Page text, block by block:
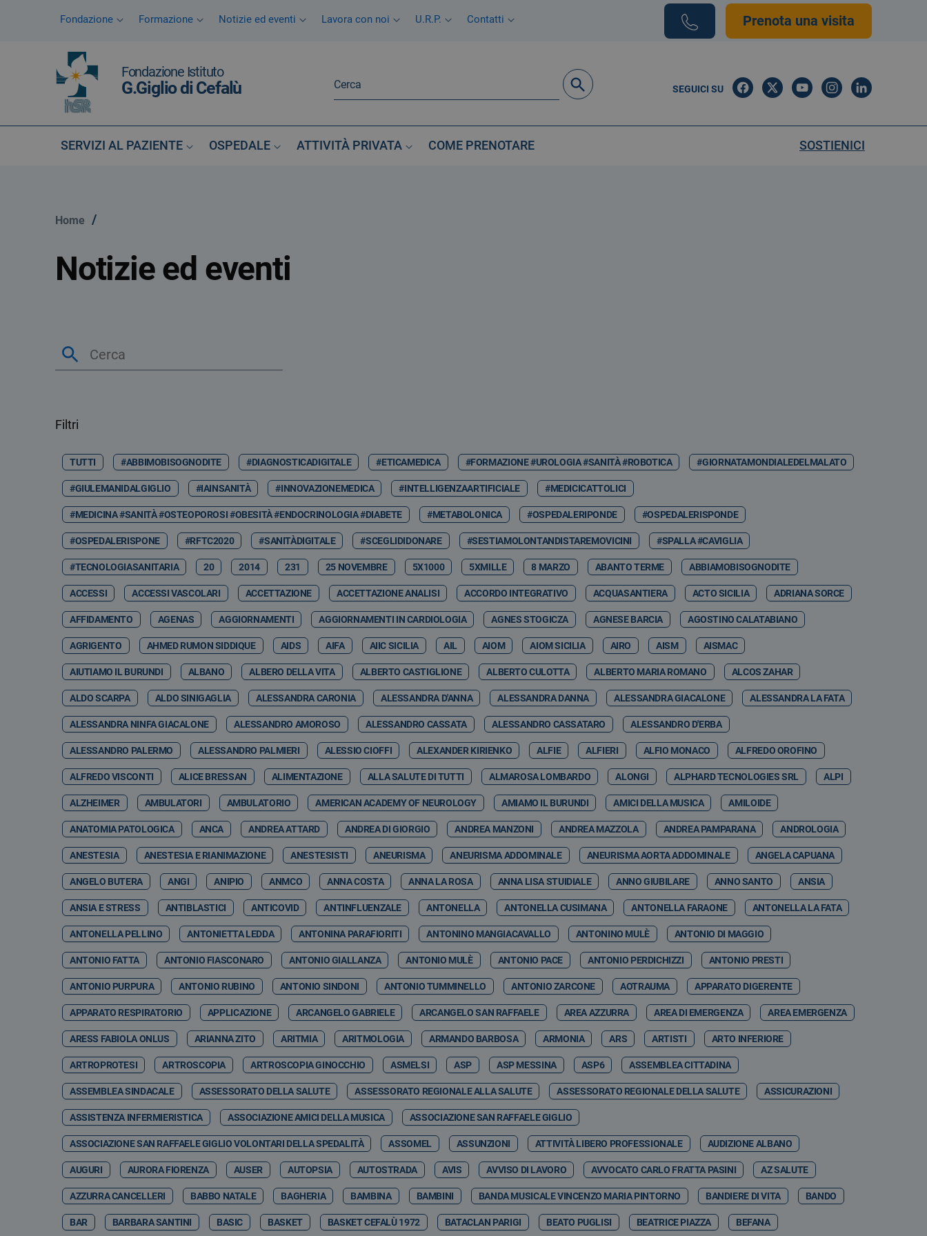
Vai al menu di navigazione
Fondazione Formazione Notizie ed eventi Lavora con noi U.R.P. Contatti Prenota una visita
Fondazione Istituto
G.Giglio di Cefalù SEGUICI SU
SERVIZI AL PAZIENTE OSPEDALE ATTIVITÀ PRIVATA COME PRENOTARE SOSTIENICI
Home /
Notizie ed eventi
Filtri
TUTTI #ABBIMOBISOGNODITE #DIAGNOSTICADIGITALE #ETICAMEDICA #FORMAZIONE #UROLOGIA #SANITÀ #ROBOTICA #GIORNATAMONDIALEDELMALATO
#GIULEMANIDALGIGLIO #IAINSANITÀ #INNOVAZIONEMEDICA #INTELLIGENZAARTIFICIALE #MEDICICATTOLICI
#MEDICINA #SANITÀ #OSTEOPOROSI #OBESITÀ #ENDOCRINOLOGIA #DIABETE #METABOLONICA #OSPEDALERIPONDE #OSPEDALERISPONDE
#OSPEDALERISPONE #RFTC2020 #SANITÀDIGITALE #SCEGLIDIDONARE #SESTIAMOLONTANDISTAREMOVICINI #SPALLA #CAVIGLIA
#TECNOLOGIASANITARIA 20 2014 231 25 NOVEMBRE 5X1000 5XMILLE 8 MARZO ABANTO TERME ABBIAMOBISOGNODITE
ACCESSI ACCESSI VASCOLARI ACCETTAZIONE ACCETTAZIONE ANALISI ACCORDO INTEGRATIVO ACQUASANTIERA ACTO SICILIA ADRIANA SORCE
AFFIDAMENTO AGENAS AGGIORNAMENTI AGGIORNAMENTI IN CARDIOLOGIA AGNES STOGICZA AGNESE BARCIA AGOSTINO CALATABIANO
AGRIGENTO AHMED RUMON SIDDIQUE AIDS AIFA AIIC SICILIA AIL AIOM AIOM SICILIA AIRO AISM AISMAC
AIUTIAMO IL BURUNDI ALBANO ALBERO DELLA VITA ALBERTO CASTIGLIONE ALBERTO CULOTTA ALBERTO MARIA ROMANO ALCOS ZAHAR
ALDO SCARPA ALDO SINIGAGLIA ALESSANDRA CARONIA ALESSANDRA D'ANNA ALESSANDRA DANNA ALESSANDRA GIACALONE ALESSANDRA LA FATA
ALESSANDRA NINFA GIACALONE ALESSANDRO AMOROSO ALESSANDRO CASSATA ALESSANDRO CASSATARO ALESSANDRO D'ERBA
ALESSANDRO PALERMO ALESSANDRO PALMIERI ALESSIO CIOFFI ALEXANDER KIRIENKO ALFIE ALFIERI ALFIO MONACO ALFREDO OROFINO
ALFREDO VISCONTI ALICE BRESSAN ALIMENTAZIONE ALLA SALUTE DI TUTTI ALMAROSA LOMBARDO ALONGI ALPHARD TECNOLOGIES SRL ALPI
ALZHEIMER AMBULATORI AMBULATORIO AMERICAN ACADEMY OF NEUROLOGY AMIAMO IL BURUNDI AMICI DELLA MUSICA AMILOIDE
ANATOMIA PATOLOGICA ANCA ANDREA ATTARD ANDREA DI GIORGIO ANDREA MANZONI ANDREA MAZZOLA ANDREA PAMPARANA ANDROLOGIA
ANESTESIA ANESTESIA E RIANIMAZIONE ANESTESISTI ANEURISMA ANEURISMA ADDOMINALE ANEURISMA AORTA ADDOMINALE ANGELA CAPUANA
ANGELO BUTERA ANGI ANIPIO ANMCO ANNA COSTA ANNA LA ROSA ANNA LISA STUIDIALE ANNO GIUBILARE ANNO SANTO ANSIA
ANSIA E STRESS ANTIBLASTICI ANTICOVID ANTINFLUENZALE ANTONELLA ANTONELLA CUSIMANA ANTONELLA FARAONE ANTONELLA LA FATA
ANTONELLA PELLINO ANTONIETTA LEDDA ANTONINA PARAFIORITI ANTONINO MANGIACAVALLO ANTONINO MULÈ ANTONIO DI MAGGIO
ANTONIO FATTA ANTONIO FIASCONARO ANTONIO GIALLANZA ANTONIO MULÈ ANTONIO PACE ANTONIO PERDICHIZZI ANTONIO PRESTI
ANTONIO PURPURA ANTONIO RUBINO ANTONIO SINDONI ANTONIO TUMMINELLO ANTONIO ZARCONE AOTRAUMA APPARATO DIGERENTE
APPARATO RESPIRATORIO APPLICAZIONE ARCANGELO GABRIELE ARCANGELO SAN RAFFAELE AREA AZZURRA AREA DI EMERGENZA AREA EMERGENZA
ARESS FABIOLA ONLUS ARIANNA ZITO ARITMIA ARITMOLOGIA ARMANDO BARBOSA ARMONIA ARS ARTISTI ARTO INFERIORE
ARTROPROTESI ARTROSCOPIA ARTROSCOPIA GINOCCHIO ASMELSI ASP ASP MESSINA ASP6 ASSEMBLEA CITTADINA
ASSEMBLEA SINDACALE ASSESSORATO DELLA SALUTE ASSESSORATO REGIONALE ALLA SALUTE ASSESSORATO REGIONALE DELLA SALUTE ASSICURAZIONI
ASSISTENZA INFERMIERISTICA ASSOCIAZIONE AMICI DELLA MUSICA ASSOCIAZIONE SAN RAFFAELE GIGLIO
ASSOCIAZIONE SAN RAFFAELE GIGLIO VOLONTARI DELLA SPEDALITÀ ASSOMEL ASSUNZIONI ATTIVITÀ LIBERO PROFESSIONALE AUDIZIONE ALBANO
AUGURI AURORA FIORENZA AUSER AUTOPSIA AUTOSTRADA AVIS AVVISO DI LAVORO AVVOCATO CARLO FRATTA PASINI AZ SALUTE
AZZURRA CANCELLERI BABBO NATALE BAGHERIA BAMBINA BAMBINI BANDA MUSICALE VINCENZO MARIA PINTORNO BANDIERE DI VITA BANDO
BAR BARBARA SANTINI BASIC BASKET BASKET CEFALÙ 1972 BATACLAN PARIGI BEATO PUGLISI BEATRICE PIAZZA BEFANA